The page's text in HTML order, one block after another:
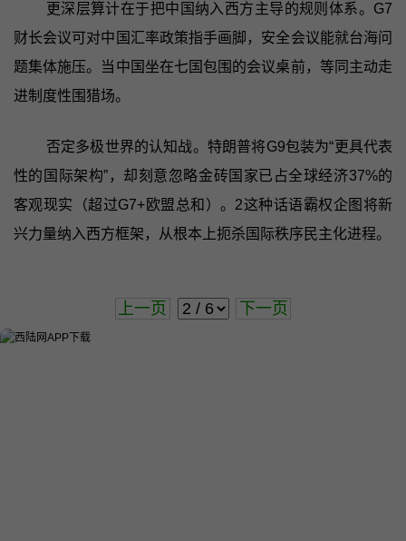
更深层算计在于把中国纳入西方主导的规则体系。G7
财长会议可对中国汇率政策指手画脚，安全会议能就台海问
题集体施压。当中国坐在七国包围的会议桌前，等同主动走
进制度性围猎场。
否定多极世界的认知战。特朗普将G9包装为“更具代表
性的国际架构”，却刻意忽略金砖国家已占全球经济37%的
客观现实（超过G7+欧盟总和）。2这种话语霸权企图将新
兴力量纳入西方框架，从根本上扼杀国际秩序民主化进程。
上一页 下一页